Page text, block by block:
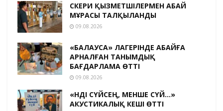
ӘСКЕРИ ҚЫЗМЕТШІЛЕРМЕН АБАЙ
МҰРАСЫ ТАЛҚЫЛАНДЫ
09.08.2026
«БАЛАУСА» ЛАГЕРІНДЕ АБАЙҒА
АРНАЛҒАН ТАНЫМДЫҚ
БАҒДАРЛАМА ӨТТІ
09.08.2026
«ӘНДІ СҮЙСЕҢ, МЕНШЕ СҮЙ…»
АКУСТИКАЛЫҚ КЕШІ ӨТТІ